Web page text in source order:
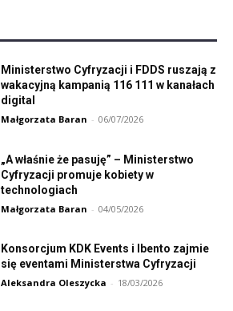
Ministerstwo Cyfryzacji i FDDS ruszają z
wakacyjną kampanią 116 111 w kanałach
digital
Małgorzata Baran - 06/07/2026
„A właśnie że pasuję” – Ministerstwo
Cyfryzacji promuje kobiety w
technologiach
Małgorzata Baran - 04/05/2026
Konsorcjum KDK Events i Ibento zajmie
się eventami Ministerstwa Cyfryzacji
Aleksandra Oleszycka - 18/03/2026